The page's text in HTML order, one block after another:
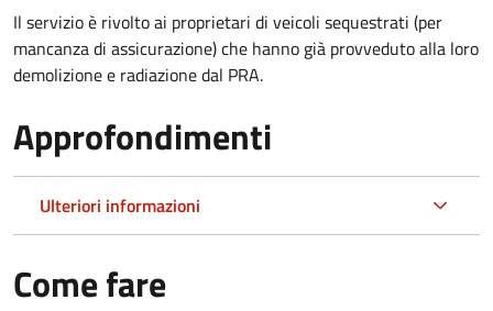
Il servizio è rivolto ai proprietari di veicoli sequestrati (per
mancanza di assicurazione) che hanno già provveduto alla loro
demolizione e radiazione dal PRA.
Approfondimenti
Ulteriori informazioni
Come fare